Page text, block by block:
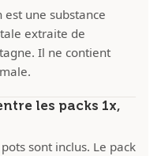
une substance
extraite de
Il ne contient
les packs 1x,
sont inclus. Le pack